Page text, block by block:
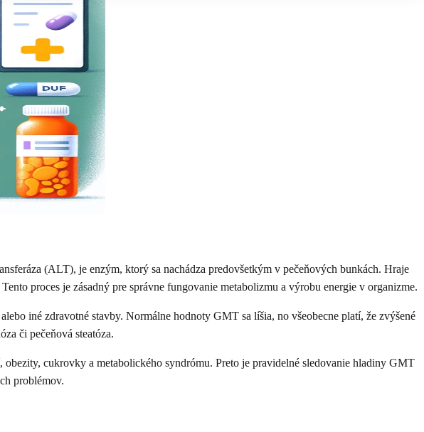
(ALT), je enzým, ktorý sa nachádza predovšetkým v pečeňových bunkách. Hraje
proces je zásadný pre správne fungovanie metabolizmu a výrobu energie v organizme.
iné zdravotné stavby. Normálne hodnoty GMT sa líšia, no všeobecne platí, že zvýšené
či pečeňová steatóza.
cukrovky a metabolického syndrómu. Preto je pravidelné sledovanie hladiny GMT
problémov.